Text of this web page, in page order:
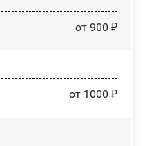
от 900 ₽
от 1000 ₽